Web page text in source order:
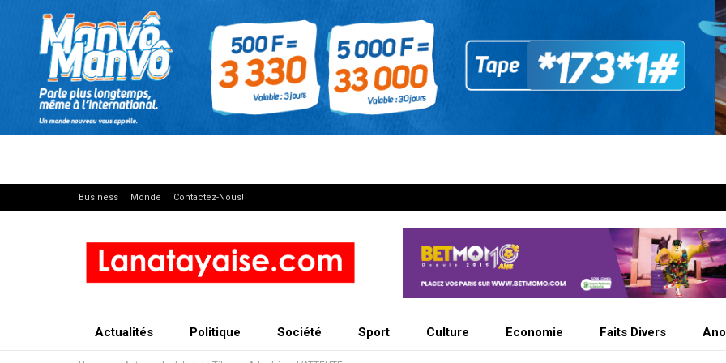
Business Monde Contactez-Nous!
Actualités Politique Société Sport Culture Economie Faits Divers